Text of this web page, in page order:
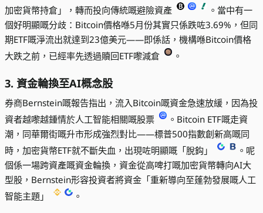
加密貨幣持倉」，轉而投向傳統嘅避險資產
。當中有一
個好明顯嘅分歧：Bitcoin價格喺5月份其實只係跌咗3.69%，但同
期ETF嘅淨流出就達到23億美元——即係話，機構喺Bitcoin價格
大跌之前，已經率先透過贖回ETF嚟減倉
。
3. 資金輪換至AI概念股
券商Bernstein嘅報告指出，流入Bitcoin嘅資金急速放緩，因為投
資者越嚟越鍾情於人工智能相關嘅股票
。Bitcoin ETF嘅走資
潮，同華爾街嘅升市形成強烈對比——標普500指數創新高嘅同
時，加密貨幣ETF就不斷失血，出現咗明顯嘅「脫鈎」
。呢
個係一場跨資產嘅資金輪換，資金從高啤打嘅加密貨幣轉向AI大
型股，Bernstein形容投資者將資金「重新導向至蓬勃發展嘅人工
智能主題」
。